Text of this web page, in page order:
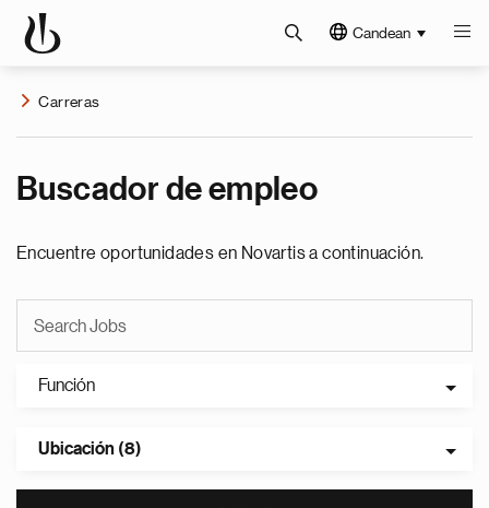
Candean
Carreras
Buscador de empleo
Encuentre oportunidades en Novartis a continuación.
Función
Ubicación (8)